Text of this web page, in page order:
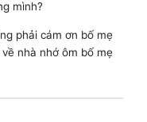
mình?
phải cám ơn bố mẹ
nhà nhớ ôm bố mẹ